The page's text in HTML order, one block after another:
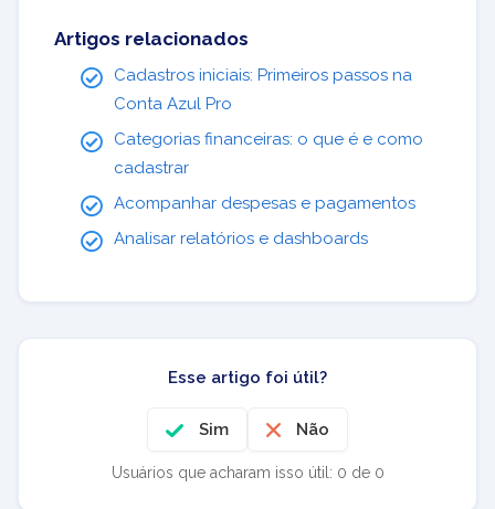
Artigos relacionados
Cadastros iniciais: Primeiros passos na
Conta Azul Pro
Categorias financeiras: o que é e como
cadastrar
Acompanhar despesas e pagamentos
Analisar relatórios e dashboards
Esse artigo foi útil?
Sim Não
Usuários que acharam isso útil: 0 de 0